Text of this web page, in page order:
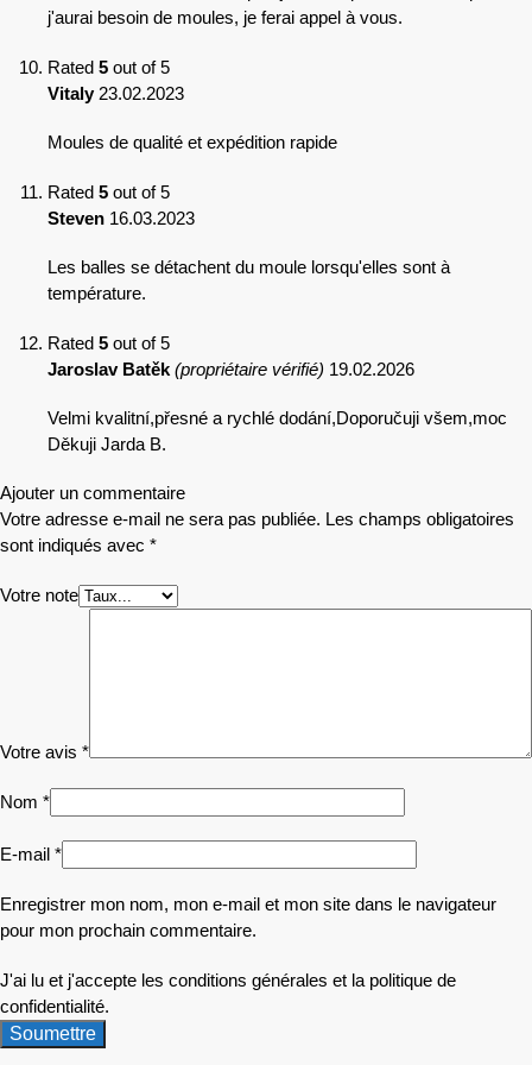
j'aurai besoin de moules, je ferai appel à vous.
Rated 5 out of 5
Vitaly 23.02.2023
Moules de qualité et expédition rapide
Rated 5 out of 5
Steven 16.03.2023
Les balles se détachent du moule lorsqu'elles sont à
température.
Rated 5 out of 5
Jaroslav Batěk (propriétaire vérifié) 19.02.2026
Velmi kvalitní,přesné a rychlé dodání,Doporučuji všem,moc
Děkuji Jarda B.
Ajouter un commentaire
Votre adresse e-mail ne sera pas publiée. Les champs obligatoires
sont indiqués avec *
Votre note
Votre avis *
Nom *
E-mail *
Enregistrer mon nom, mon e-mail et mon site dans le navigateur
pour mon prochain commentaire.
J'ai lu et j'accepte les conditions générales et la politique de
confidentialité.